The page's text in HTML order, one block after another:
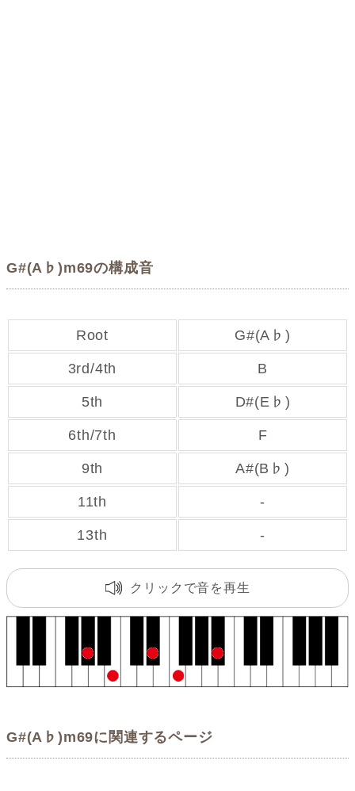
G#(A♭)m69の構成音
Root G#(A♭)
3rd/4th B
5th D#(E♭)
6th/7th F
9th A#(B♭)
11th -
13th -
クリックで音を再生
G#(A♭)m69に関連するページ